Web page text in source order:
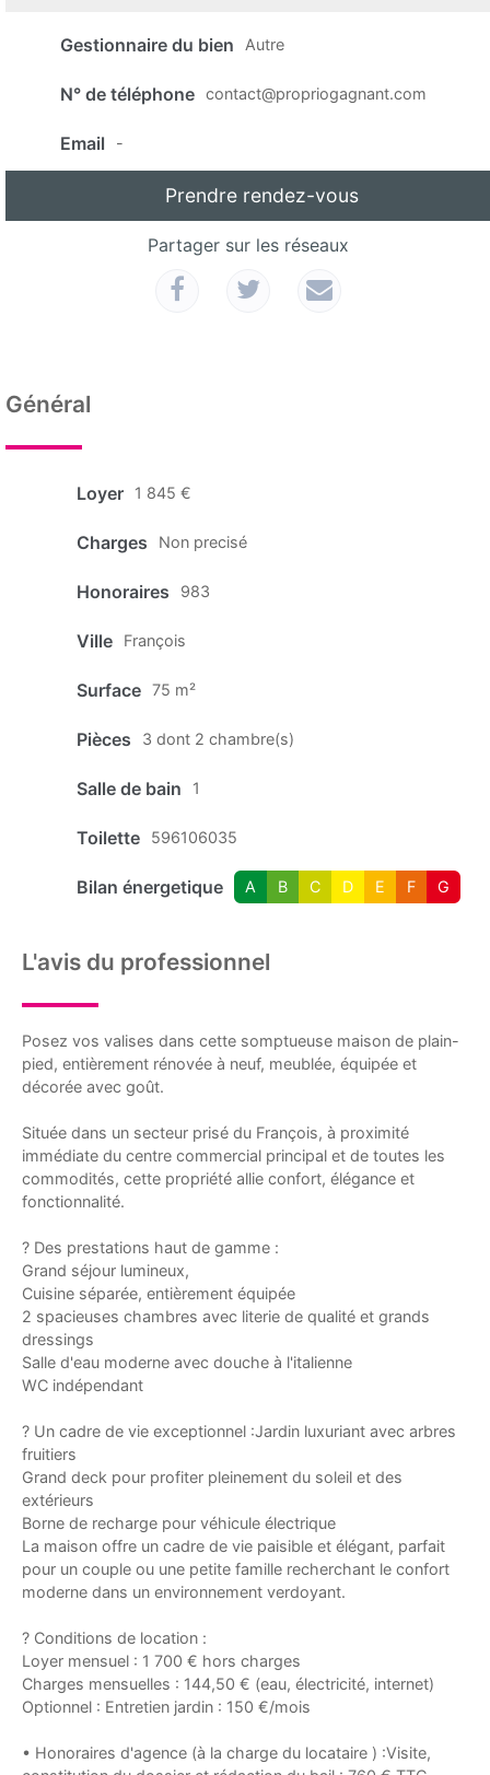
Gestionnaire du bien Autre
N° de téléphone contact@propriogagnant.com
Email -
Prendre rendez-vous
Partager sur les réseaux
Général
Loyer 1 845 €
Charges Non precisé
Honoraires 983
Ville François
Surface 75 m²
Pièces 3 dont 2 chambre(s)
Salle de bain 1
Toilette 596106035
Bilan énergetique A B C D E F G
L'avis du professionnel
Posez vos valises dans cette somptueuse maison de plain-
pied, entièrement rénovée à neuf, meublée, équipée et
décorée avec goût.
Située dans un secteur prisé du François, à proximité
immédiate du centre commercial principal et de toutes les
commodités, cette propriété allie confort, élégance et
fonctionnalité.
? Des prestations haut de gamme :
Grand séjour lumineux,
Cuisine séparée, entièrement équipée
2 spacieuses chambres avec literie de qualité et grands
dressings
Salle d'eau moderne avec douche à l'italienne
WC indépendant
? Un cadre de vie exceptionnel :Jardin luxuriant avec arbres
fruitiers
Grand deck pour profiter pleinement du soleil et des
extérieurs
Borne de recharge pour véhicule électrique
La maison offre un cadre de vie paisible et élégant, parfait
pour un couple ou une petite famille recherchant le confort
moderne dans un environnement verdoyant.
? Conditions de location :
Loyer mensuel : 1 700 € hors charges
Charges mensuelles : 144,50 € (eau, électricité, internet)
Optionnel : Entretien jardin : 150 €/mois
• Honoraires d'agence (à la charge du locataire ) :Visite,